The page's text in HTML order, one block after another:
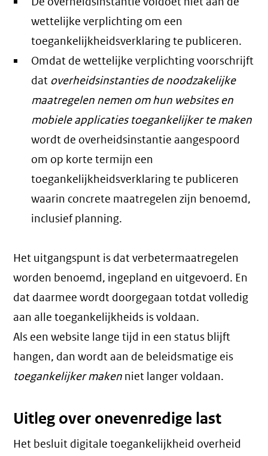
wettelijke verplichting om een
toegankelijkheidsverklaring te publiceren.
Omdat de wettelijke verplichting voorschrijft
dat overheidsinstanties de noodzakelijke
maatregelen nemen om hun websites en
mobiele applicaties toegankelijker te maken
wordt de overheidsinstantie aangespoord
om op korte termijn een
toegankelijkheidsverklaring te publiceren
waarin concrete maatregelen zijn benoemd,
inclusief planning.
Het uitgangspunt is dat verbetermaatregelen
worden benoemd, ingepland en uitgevoerd. En
dat daarmee wordt doorgegaan totdat volledig
aan alle toegankelijkheids is voldaan.
Als een website lange tijd in een status blijft
hangen, dan wordt aan de beleidsmatige eis
toegankelijker maken niet langer voldaan.
Uitleg over onevenredige last
Het besluit digitale toegankelijkheid overheid